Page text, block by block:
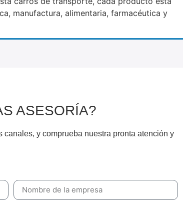
manufactura, alimentaria, farmacéutica y
ASESORÍA?
y comprueba nuestra pronta atención y